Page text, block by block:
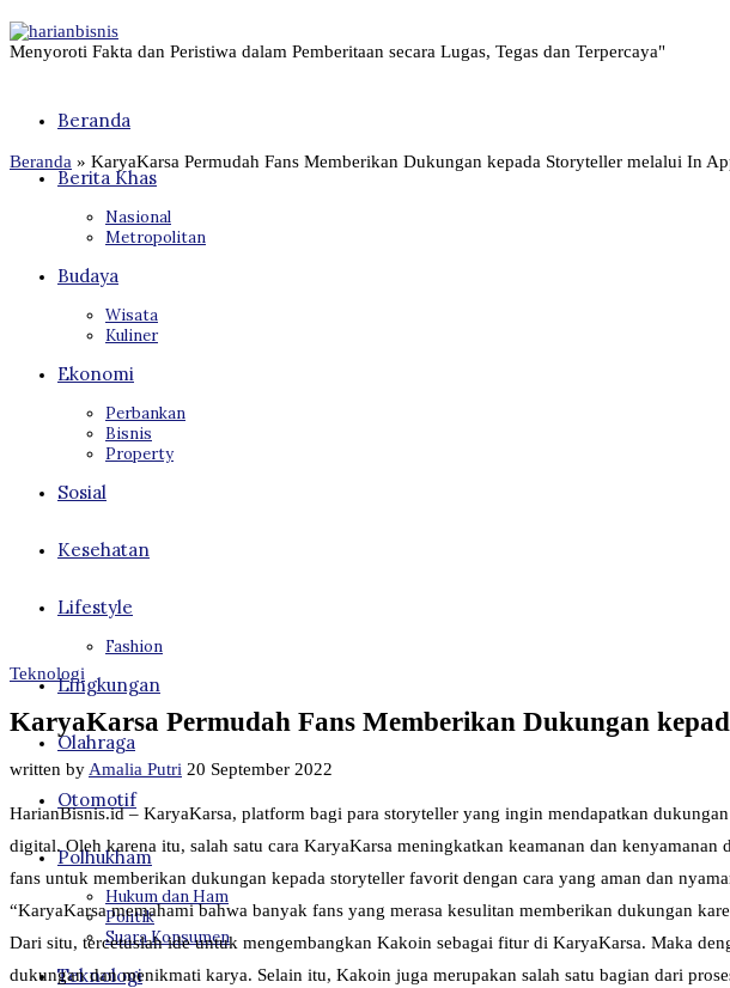
Menyoroti Fakta dan Peristiwa dalam Pemberitaan secara Lugas, Tegas dan Terpercaya"
Beranda
Berita Khas
Nasional
Metropolitan
Budaya
Wisata
Kuliner
Ekonomi
Perbankan
Bisnis
Property
Sosial
Kesehatan
Lifestyle
Fashion
Lingkungan
Olahraga
Otomotif
Polhukham
Hukum dan Ham
Politik
Suara Konsumen
Teknologi
Beranda » KaryaKarsa Permudah Fans Memberikan Dukungan kepada Storyteller melalui In
Teknologi
KaryaKarsa Permudah Fans Memberikan Dukungan
written byAmalia Putri 20 September 2022
HarianBisnis.id – KaryaKarsa, platform bagi para storyteller yang ingin mendapatkan
digital. Oleh karena itu, salah satu cara KaryaKarsa meningkatkan keamanan dan
fans untuk memberikan dukungan kepada storyteller favorit dengan cara yang aman dan
“KaryaKarsa memahami bahwa banyak fans yang merasa kesulitan memberikan dukungan
Dari situ, tercetuslah ide untuk mengembangkan Kakoin sebagai fitur di KaryaKarsa. Maka
dukungan dan menikmati karya. Selain itu, Kakoin juga merupakan salah satu bagian dari